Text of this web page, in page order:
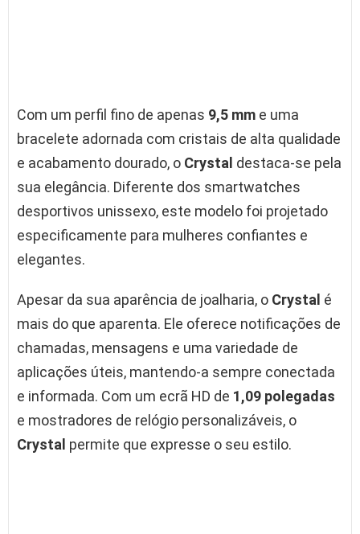
Com um perfil fino de apenas 9,5 mm e uma
bracelete adornada com cristais de alta qualidade
e acabamento dourado, o Crystal destaca-se pela
sua elegância. Diferente dos smartwatches
desportivos unissexo, este modelo foi projetado
especificamente para mulheres confiantes e
elegantes.
Apesar da sua aparência de joalharia, o Crystal é
mais do que aparenta. Ele oferece notificações de
chamadas, mensagens e uma variedade de
aplicações úteis, mantendo-a sempre conectada
e informada. Com um ecrã HD de 1,09 polegadas
e mostradores de relógio personalizáveis, o
Crystal permite que expresse o seu estilo.